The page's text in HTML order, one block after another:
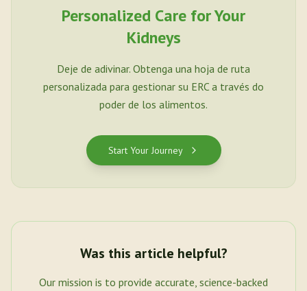
Personalized Care for Your
Kidneys
Deje de adivinar. Obtenga una hoja de ruta
personalizada para gestionar su ERC a través do
poder de los alimentos.
Start Your Journey
Was this article helpful?
Our mission is to provide accurate, science-backed